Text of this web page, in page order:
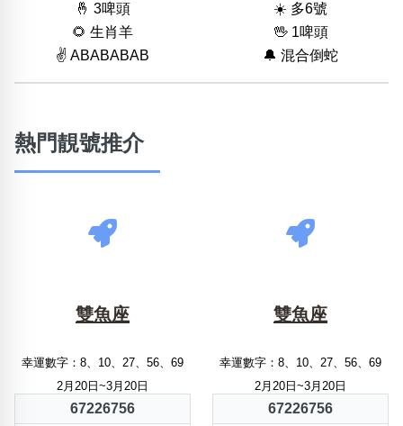
🤞 3啤頭
☀️ 多6號
🌻 生肖羊
🖖 1啤頭
✌️ ABABABAB
🔔 混合倒蛇
熱門靚號推介
雙魚座
幸運數字：8、10、27、56、69
2月20日~3月20日
67226756
雙魚座
幸運數字：8、10、27、56、69
2月20日~3月20日
67226756